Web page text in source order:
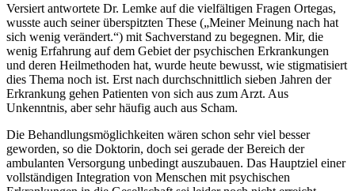
Versiert antwortete Dr. Lemke auf die vielfältigen Fragen Ortegas,
wusste auch seiner überspitzten These („Meiner Meinung nach hat
sich wenig verändert.“) mit Sachverstand zu begegnen. Mir, die
wenig Erfahrung auf dem Gebiet der psychischen Erkrankungen
und deren Heilmethoden hat, wurde heute bewusst, wie stigmatisiert
dies Thema noch ist. Erst nach durchschnittlich sieben Jahren der
Erkrankung gehen Patienten von sich aus zum Arzt. Aus
Unkenntnis, aber sehr häufig auch aus Scham.
Die Behandlungsmöglichkeiten wären schon sehr viel besser
geworden, so die Doktorin, doch sei gerade der Bereich der
ambulanten Versorgung unbedingt auszubauen. Das Hauptziel einer
vollständigen Integration von Menschen mit psychischen